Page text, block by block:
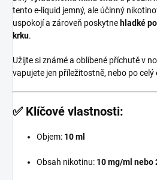
tento e-liquid jemný, ale účinný
uspokojí a zároveň poskytne hladké
krku.
Užijte si známé a oblíbené příchutě v
vapujete jen příležitostně, nebo po celý
✅ Klíčové vlastnosti:
Objem: 10 ml
Obsah nikotinu: 10 mg/ml nebo